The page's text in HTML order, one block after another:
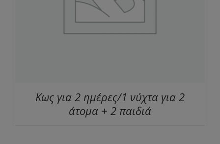
Κως για 2 ημέρες/1 νύχτα για 2
άτομα + 2 παιδιά